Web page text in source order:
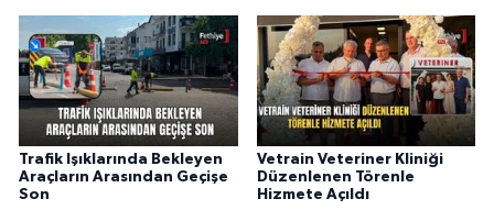
Trafik Işıklarında Bekleyen
Araçların Arasından Geçişe
Son
Vetrain Veteriner Kliniği
Düzenlenen Törenle
Hizmete Açıldı